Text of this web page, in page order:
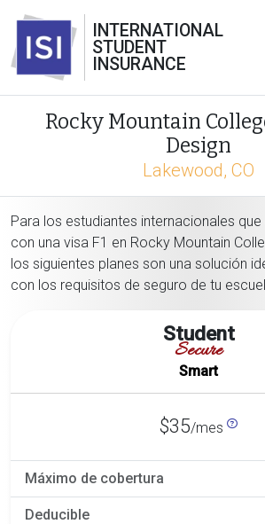
INTERNATIONAL
STUDENT
INSURANCE
Rocky Mountain
Design
Lakewood, CO
Para los estudiantes internacionales
con una visa F1 en Rocky Mountain
los siguientes planes son una solución
con los requisitos de seguro de tu
Student
Secure
Smart
$35/mes
Máximo de cobertura
Deducible